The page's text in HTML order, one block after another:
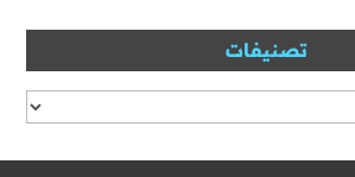
تصنيفات